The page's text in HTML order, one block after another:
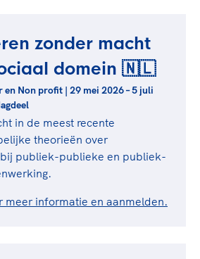
zonder macht
domein 🇳🇱
en Non profit | 29 mei 2026 – 5 juli
in de meest recente
theorieën over
bij publiek-publieke en publiek-
meer informatie en aanmelden.